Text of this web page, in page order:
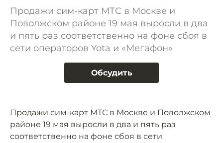
Продажи сим-карт МТС в Москве и
Поволжском районе 19 мая выросли в два
и пять раз соответственно на фоне сбоя в
сети операторов Yota и «Мегафон»
Обсудить
Продажи сим-карт МТС в Москве и Поволжском
районе 19 мая выросли в два и пять раз
соответственно на фоне сбоя в сети